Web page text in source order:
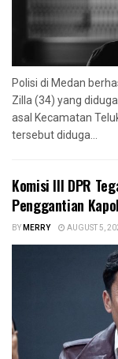
Polisi di Medan
Zilla (34) yang
asal Kecamatan
tersebut diduga...
Komisi III DPR
Penggantian
BYMERRY AUGUST 5,